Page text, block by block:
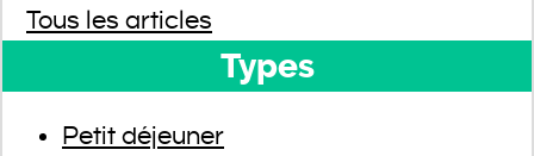
Tous les articles
Types
Petit déjeuner